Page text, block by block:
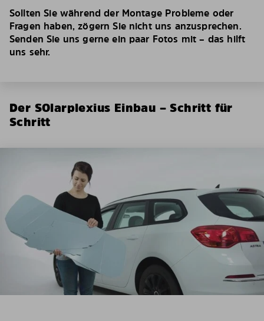
Sollten Sie während der Montage Probleme oder
Fragen haben, zögern Sie nicht uns anzusprechen.
Senden Sie uns gerne ein paar Fotos mit – das hilft
uns sehr.
Der SOlarplexius Einbau – Schritt für
Schritt